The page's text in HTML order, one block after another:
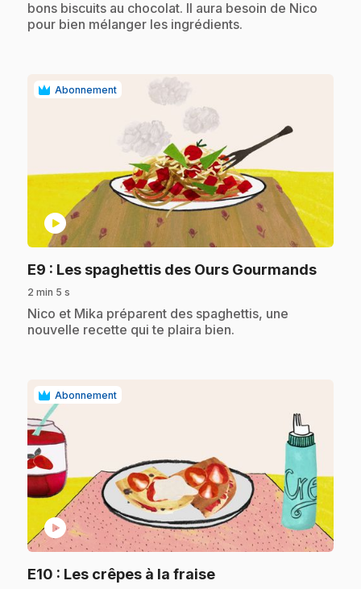
bons biscuits au chocolat. Il aura besoin de Nico
pour bien mélanger les ingrédients.
Abonnement
play_circle
E9 : Les spaghettis des Ours Gourmands.
2 min 5 s
.Nico et Mika préparent des spaghettis, une
nouvelle recette qui te plaira bien.
Abonnement
play_circle
E10 : Les crêpes à la fraise.